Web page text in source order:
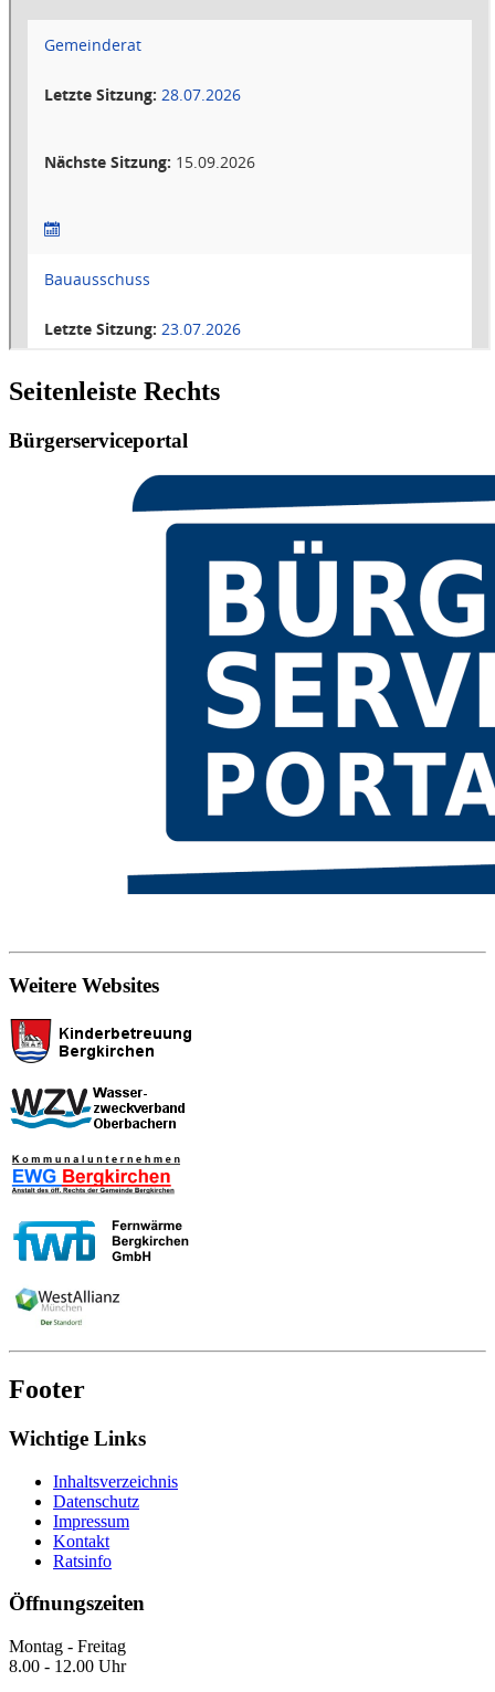
Seitenleiste Rechts
Bürgerserviceportal
Weitere Websites
Footer
Wichtige Links
Inhaltsverzeichnis
Datenschutz
Impressum
Kontakt
Ratsinfo
Öffnungszeiten
Montag - Freitag
8.00 - 12.00 Uhr